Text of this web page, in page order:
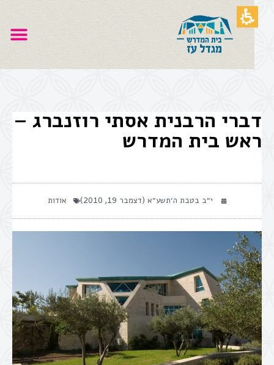
דברי הרבנית אסתי רוזנברג –
ראש בית המדרש
י״ב בטבת ה׳תשע״א (דצמבר 19, 2010) אודות